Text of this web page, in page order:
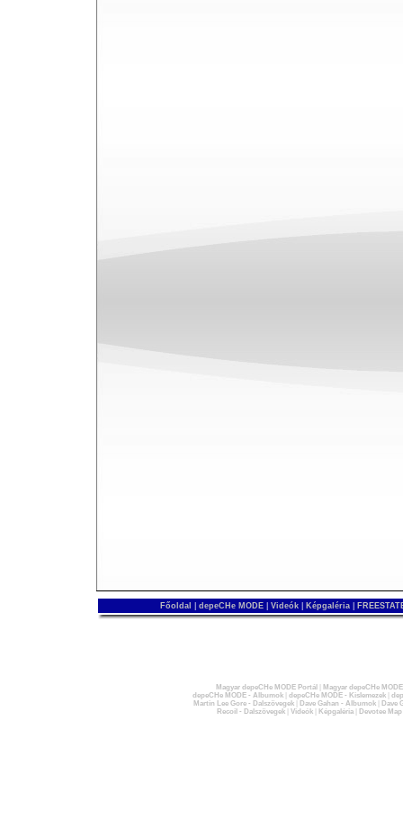
Főoldal depeCHe MODE Videók Képgaléria
Magyar depeCHe MODE Portál
Magyar depeCHe
depeCHe MODE - Albumok| depeCHe MODE - Kislemezek|
Martin Lee Gore - Dalszövegek| Dave Gahan - Albumok|
Dave
Recoil - Dalszövegek| Videók| Képgaléria| Devotee Map